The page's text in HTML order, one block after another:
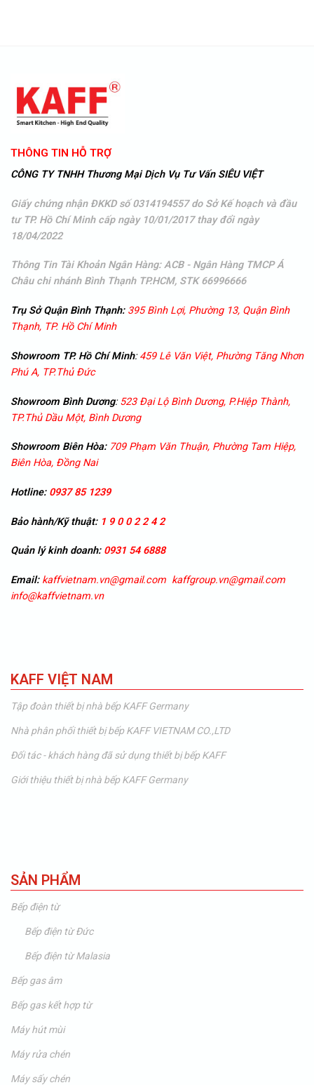
THÔNG TIN HỖ TRỢ
CÔNG TY TNHH Thương Mại Dịch Vụ Tư Vấn SIÊU VIỆT
Giấy chứng nhận ĐKKD số 0314194557 do Sở Kế hoạch và đầu
tư TP. Hồ Chí Minh cấp ngày 10/01/2017 thay đổi ngày
18/04/2022
Thông Tin Tài Khoản Ngân Hàng: ACB - Ngân Hàng TMCP Á
Châu chi nhánh Bình Thạnh TP.HCM, STK 66996666
Trụ Sở Quận Bình Thạnh: 395 Bình Lợi, Phường 13, Quận Bình
Thạnh, TP. Hồ Chí Minh
Showroom TP. Hồ Chí Minh:459 Lê Văn Việt, Phường Tăng Nhơn
Phú A, TP.Thủ Đức
Showroom Bình Dương:523 Đại Lộ Bình Dương, P.Hiệp Thành,
TP.Thủ Dầu Một, Bình Dương
Showroom Biên Hòa: 709 Phạm Văn Thuận, Phường Tam Hiệp,
Biên Hòa, Đồng Nai
Hotline:0937 85 1239
Bảo hành/Kỹ thuật: 1 9 0 0 2 2 4 2
Quản lý kinh doanh:0931 54 6888
Email: kaffvietnam.vn@gmail.com kaffgroup.vn@gmail.com
info@kaffvietnam.vn
KAFF VIỆT NAM
Tập đoàn thiết bị nhà bếp KAFF Germany
Nhà phân phối thiết bị bếp KAFF VIETNAM CO.,LTD
Đối tác - khách hàng đã sử dụng thiết bị bếp KAFF
Giới thiệu thiết bị nhà bếp KAFF Germany
SẢN PHẨM
Bếp điện từ
Bếp điện từ Đức
Bếp điện từ Malasia
Bếp gas âm
Bếp gas kết hợp từ
Máy hút mùi
Máy rửa chén
Máy sấy chén